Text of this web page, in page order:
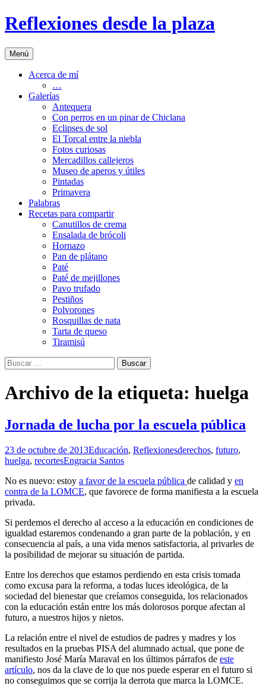
Saltar
al
Reflexiones desde la plaza
Menú
Acerca de mí
…
Galerías
Antequera
Con perros en un pinar de Chiclana
Eclipses de sol
El Torcal entre la niebla
Fotos curiosas
Mercadillos callejeros
Museo de aperos y útiles
Pintadas
Primavera
Palabras
Recetas para compartir
Canutillos de crema
Ensalada de brócoli
Hornazo
Pan de plátano
Paté
Paté de mejillones
Pavo trufado
Pestiños
Polvorones
Rosquillas de nata
Tarta de queso
Tiramisú
Buscar:
Archivo de la etiqueta: huelga
Jornada de lucha por la escuela pública
23 de octubre de 2013Educación, Reflexionesderechos, futuro,
huelga, recortesEngracia Santos
No es nuevo: estoy a favor de la escuela pública de calidad y en
contra de la LOMCE, que favorece de forma manifiesta a la escuela
privada.
Si perdemos el derecho al acceso a la educación en condiciones de
igualdad estaremos condenando a gran parte de la población, y en
consecuencia al país, a una vida menos satisfactoria, al privarles de
la posibilidad de mejorar su situación de partida.
Entre los derechos que estamos perdiendo en esta crisis tomada
como excusa para la reforma, a todas luces ideológica, de la
sociedad del bienestar que creíamos conseguida, los relacionados
con la educación están entre los más dolorosos porque afectan al
futuro, a nuestros hijos y nietos.
La relación entre el nivel de estudios de padres y madres y los
resultados en la pruebas PISA del alumnado actual, que pone de
manifiesto José María Maraval en los últimos párrafos de este
artículo, nos da la clave de lo que nos puede esperar en el futuro si
no conseguimos que se corrija la derrota que marca la LOMCE.